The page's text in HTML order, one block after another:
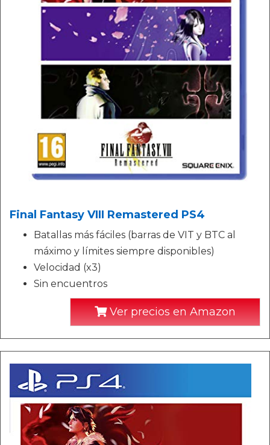
Final Fantasy VIII Remastered PS4
Batallas más fáciles (barras de VIT y BTC al
máximo y límites siempre disponibles)
Velocidad (x3)
Sin encuentros
Ver precios en Amazon